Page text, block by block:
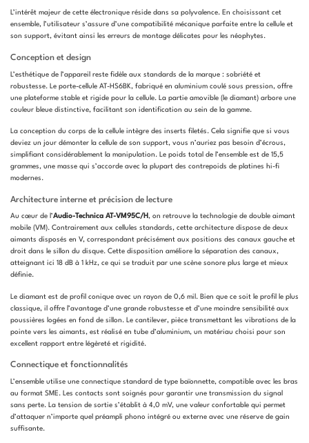
L’intérêt majeur de cette électronique réside dans sa polyvalence. En choisissant cet
ensemble, l’utilisateur s’assure d’une compatibilité mécanique parfaite entre la cellule et
son support, évitant ainsi les erreurs de montage délicates pour les néophytes.
Conception et design
L’esthétique de l’appareil reste fidèle aux standards de la marque : sobriété et
robustesse. Le porte-cellule AT-HS6BK, fabriqué en aluminium coulé sous pression, offre
une plateforme stable et rigide pour la cellule. La partie amovible (le diamant) arbore une
couleur bleue distinctive, facilitant son identification au sein de la gamme.
La conception du corps de la cellule intègre des inserts filetés. Cela signifie que si vous
deviez un jour démonter la cellule de son support, vous n’auriez pas besoin d’écrous,
simplifiant considérablement la manipulation. Le poids total de l’ensemble est de 15,5
grammes, une masse qui s’accorde avec la plupart des contrepoids de platines hi-fi
modernes.
Architecture interne et précision de lecture
Au cœur de l’Audio-Technica AT-VM95C/H , on retrouve la technologie de double aimant
mobile (VM). Contrairement aux cellules standards, cette architecture dispose de deux
aimants disposés en V, correspondant précisément aux positions des canaux gauche et
droit dans le sillon du disque. Cette disposition améliore la séparation des canaux,
atteignant ici 18 dB à 1 kHz, ce qui se traduit par une scène sonore plus large et mieux
définie.
Le diamant est de profil conique avec un rayon de 0,6 mil. Bien que ce soit le profil le plus
classique, il offre l’avantage d’une grande robustesse et d’une moindre sensibilité aux
poussières logées en fond de sillon. Le cantilever, pièce transmettant les vibrations de la
pointe vers les aimants, est réalisé en tube d’aluminium, un matériau choisi pour son
excellent rapport entre légèreté et rigidité.
Connectique et fonctionnalités
L’ensemble utilise une connectique standard de type baïonnette, compatible avec les bras
au format SME. Les contacts sont soignés pour garantir une transmission du signal
sans perte. La tension de sortie s’établit à 4,0 mV, une valeur confortable qui permet
d’attaquer n’importe quel préampli phono intégré ou externe avec une réserve de gain
suffisante.